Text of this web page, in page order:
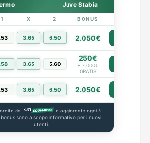
Juve Stabia
1 X 2 BONUS
3.65 6.50 2.050€
3.65 5.60
250€
+ 2.000€
GRATIS
3.65 6.50 2.050€
da
e aggiornate ogni 5
sono a scopo informativo per i nuovi
utenti.